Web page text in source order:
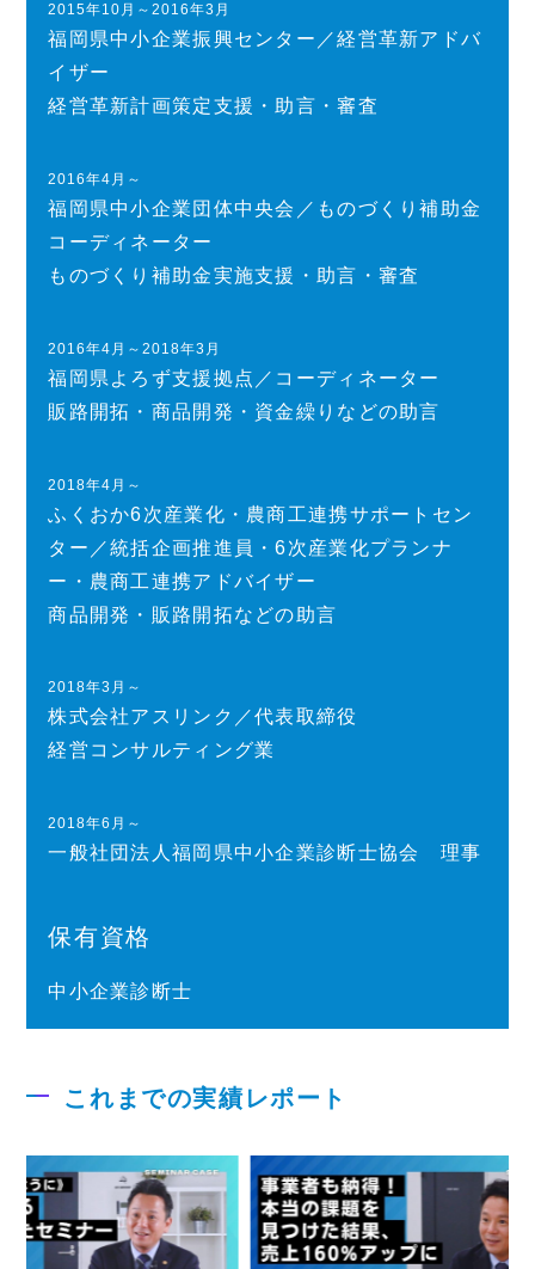
2015年10月～2016年3月
福岡県中小企業振興センター／経営革新アドバ
イザー
経営革新計画策定支援・助言・審査
2016年4月～
福岡県中小企業団体中央会／ものづくり補助金
コーディネーター
ものづくり補助金実施支援・助言・審査
2016年4月～2018年3月
福岡県よろず支援拠点／コーディネーター
販路開拓・商品開発・資金繰りなどの助言
2018年4月～
ふくおか6次産業化・農商工連携サポートセン
ター／統括企画推進員・6次産業化プランナ
ー・農商工連携アドバイザー
商品開発・販路開拓などの助言
2018年3月～
株式会社アスリンク／代表取締役
経営コンサルティング業
2018年6月～
一般社団法人福岡県中小企業診断士協会 理事
保有資格
中小企業診断士
これまでの実績レポート